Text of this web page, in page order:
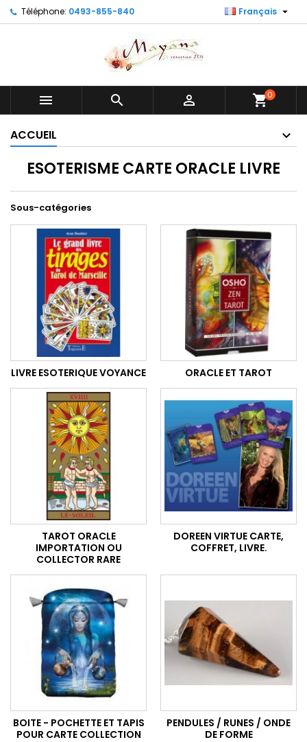
Téléphone: 0493-855-840 Français 
   shopping_cart0
ACCUEIL
ESOTERISME CARTE ORACLE LIVRE
Sous-catégories
LIVRE ESOTERIQUE VOYANCE ORACLE ET TAROT
TAROT ORACLE
IMPORTATION OU
COLLECTOR RARE
DOREEN VIRTUE CARTE,
COFFRET, LIVRE.
BOITE - POCHETTE ET TAPIS
POUR CARTE COLLECTION
PENDULES / RUNES / ONDE
DE FORME